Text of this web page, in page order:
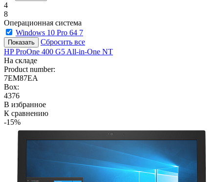
4
8
Операционная система
Windows 10 Pro 64 7
Сбросить все
HP ProOne 400 G5 All-in-One NT
На складе
Product number:
7EM87EA
Box:
4376
В избранное
К сравнению
-15%